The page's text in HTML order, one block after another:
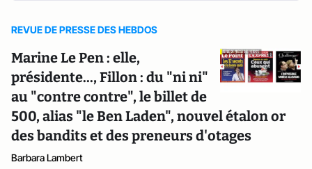
REVUE DE PRESSE DES HEBDOS
Marine Le Pen : elle,
présidente..., Fillon : du "ni ni"
au "contre contre", le billet de
500, alias "le Ben Laden", nouvel étalon or
des bandits et des preneurs d'otages
Barbara Lambert